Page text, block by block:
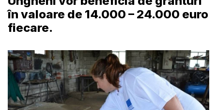
în valoare de 14.000 – 24.000 euro
fiecare.